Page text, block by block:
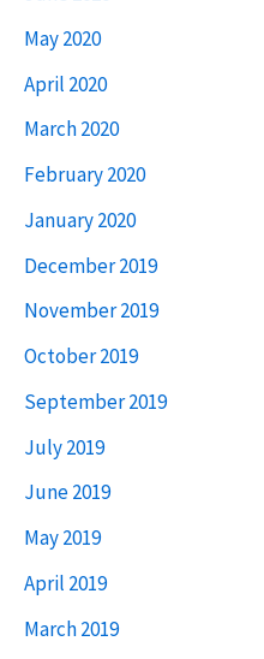
May 2020
April 2020
March 2020
February 2020
January 2020
December 2019
November 2019
October 2019
September 2019
July 2019
June 2019
May 2019
April 2019
March 2019